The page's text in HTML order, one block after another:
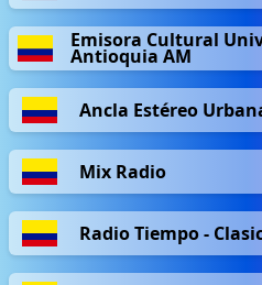
Emisora Cultural
Antioquia AM
Ancla Estéreo
Mix Radio
Radio Tiempo -